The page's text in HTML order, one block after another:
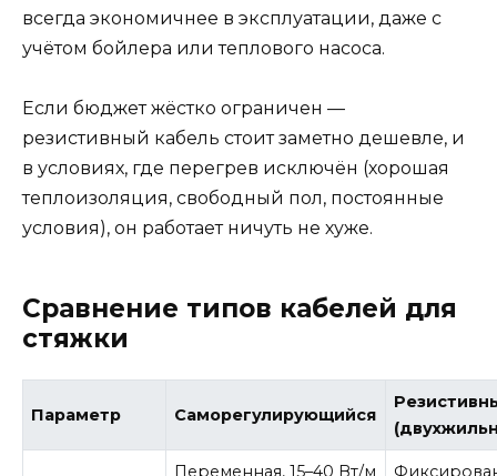
всегда экономичнее в эксплуатации, даже с
учётом бойлера или теплового насоса.
Если бюджет жёстко ограничен —
резистивный кабель стоит заметно дешевле, и
в условиях, где перегрев исключён (хорошая
теплоизоляция, свободный пол, постоянные
условия), он работает ничуть не хуже.
Сравнение типов кабелей для
стяжки
Параметр Саморегулирующийся
Переменная, 15–40 Вт/м